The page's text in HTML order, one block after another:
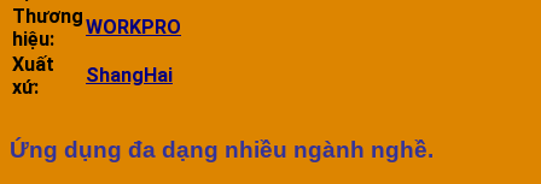
Thương
hiệu:
WORKPRO
Xuất
xứ:
ShangHai
Ứng dụng đa dạng nhiều ngành nghề.